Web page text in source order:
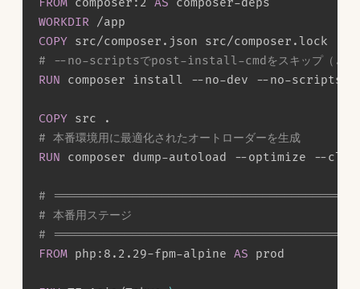
FROM composer:2 AS composer-deps
WORKDIR /app
COPY src/composer.json src/composer.lock ./
# --no-scriptsでpost-install-cmdをスキップ（.envが
RUN composer install --no-dev --no-scripts
COPY src .
# 本番環境用に最適化されたオートローダーを生成
RUN composer dump-autoload --optimize --
#
# 本番用ステージ
#
FROM php:8.2.29-fpm-alpine AS prod